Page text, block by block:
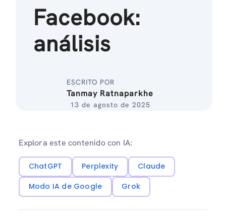
Facebook:
análisis
ESCRITO POR
Tanmay Ratnaparkhe
13 de agosto de 2025
Explora este contenido con IA:
ChatGPT Perplexity
Claude
Modo IA de Google
Grok